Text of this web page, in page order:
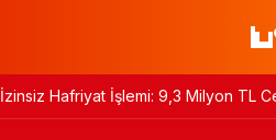
İzinsiz Hafriyat İşlemi: 9,3 Milyon TL